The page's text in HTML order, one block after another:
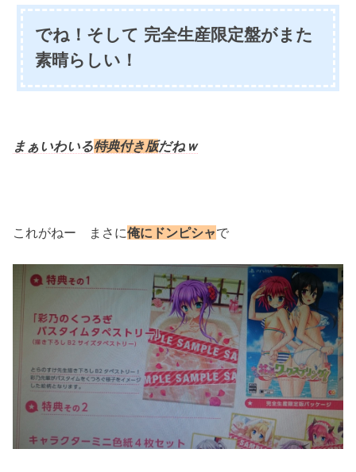
でね！そして 完全生産限定盤がまた
素晴らしい！
まぁいわいる特典付き版だねｗ
これがねー まさに俺にドンピシャで